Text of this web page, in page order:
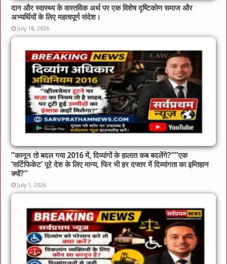
दान और स्वास्थ्य के वास्तविक अर्थ पर एक विशेष दृष्टिकोण समाज और
अभ्यर्थियों के लिए महत्वपूर्ण संदेश।
July 18, 2026
​”कानून तो बदल गया 2016 में, दिव्यांगों के हालात कब बदलेंगे?”​”एक
‘सर्टिफिकेट’ पूरे देश के लिए मान्य, फिर भी हर दफ्तर में दिव्यांगता का इम्तिहान
क्यों?”
July 1, 2026